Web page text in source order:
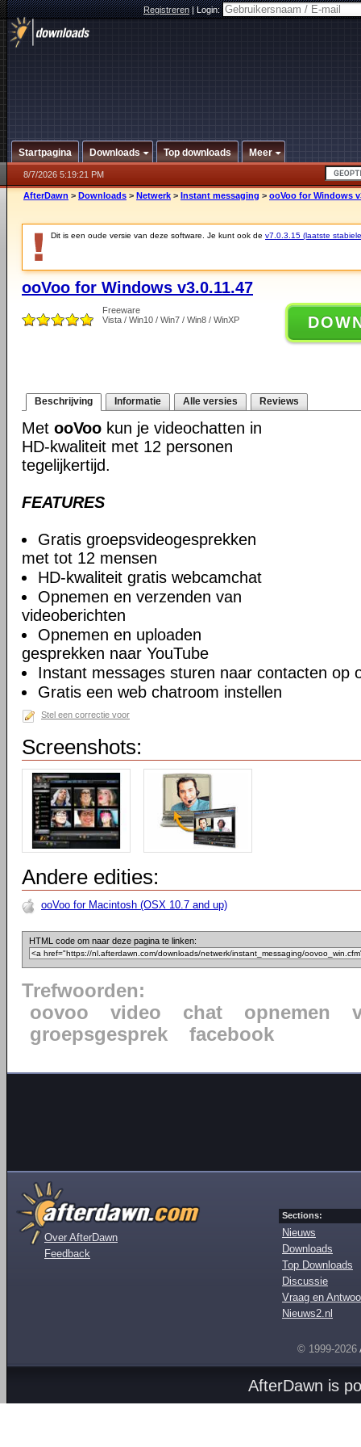
Registreren|Login:
Startpagina Downloads Top downloads Meer
8/7/2026 5:19:21 PM
AfterDawn > Downloads > Netwerk > Instant messaging > ooVoo for Windows
Dit is een oude versie van deze software. Je kunt ook de v7.0.3.15 (laatste
ooVoo for Windows v3.0.11.47
Freeware
Vista / Win10 / Win7 / Win8 / WinXP
Beschrijving Informatie Alle versies Reviews
Met ooVoo kun je videochatten in
HD-kwaliteit met 12 personen
tegelijkertijd.
FEATURES
Gratis groepsvideogesprekken
met tot 12 mensen
HD-kwaliteit gratis webcamchat
Opnemen en verzenden van
videoberichten
Opnemen en uploaden
gesprekken naar YouTube
Instant messages sturen naar contacten op
Gratis een web chatroom instellen
Stel een correctie voor
Screenshots:
Andere edities:
ooVoo for Macintosh (OSX 10.7 and up)
HTML code om naar deze pagina te linken:
Trefwoorden:
oovoo
video chat opnemen
groepsgesprek
facebook
Over AfterDawn
Feedback
Sections:
Nieuws
Downloads
Top Downloads
Discussie
Vraag en
Nieuws2.nl
© 1999-2026
AfterDawn is